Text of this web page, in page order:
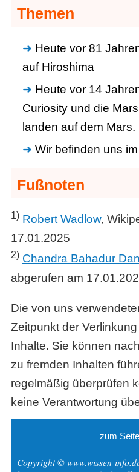
Themen
Heute vor 81
auf Hiroshima
Heute vor 14
Curiosity und die
landen auf dem Mars.
Wir befinden uns
Fußnoten
1) Robert Wadlow,
17.01.2025
2) Chandra Bahadur
abgerufen am
Die von uns
Zeitpunkt der
Inhalte. Sie können
zu fremden Inhalten
regelmäßig überprüfen
keine Verantwortung
zum
Copyright © www.wissen-